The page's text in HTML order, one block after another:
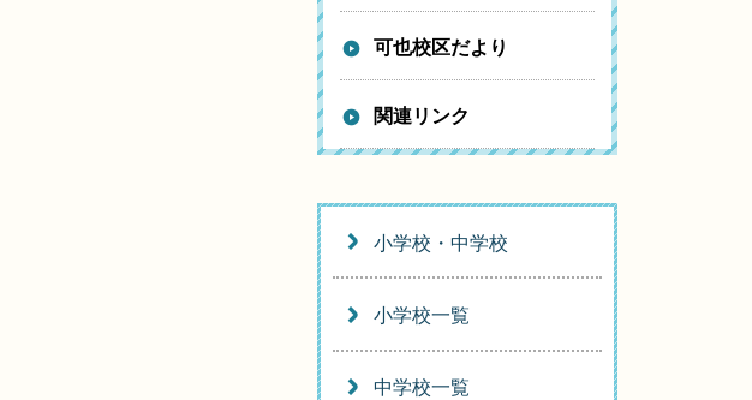
可也校区だより
関連リンク
小学校・中学校
小学校一覧
中学校一覧